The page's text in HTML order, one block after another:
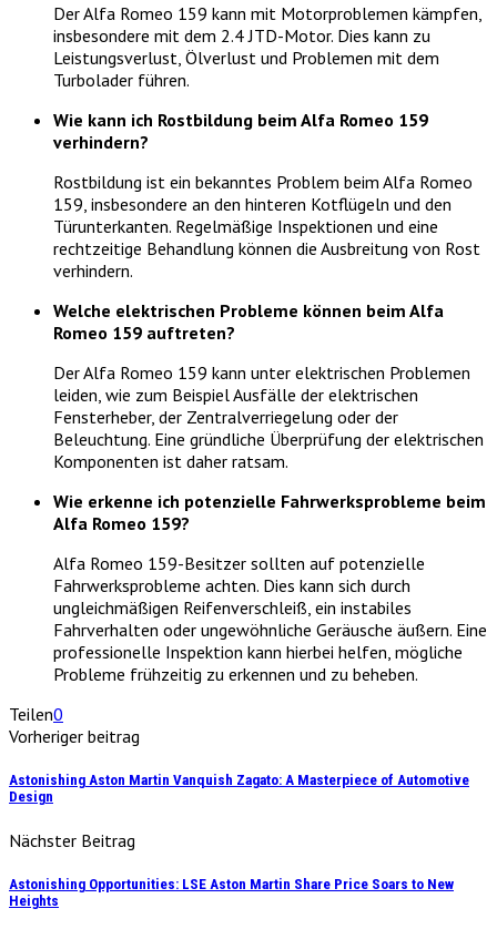
Der Alfa Romeo 159 kann mit Motorproblemen kämpfen,
insbesondere mit dem 2.4 JTD-Motor. Dies kann zu
Leistungsverlust, Ölverlust und Problemen mit dem
Turbolader führen.
Wie kann ich Rostbildung beim Alfa Romeo 159
verhindern?
Rostbildung ist ein bekanntes Problem beim Alfa Romeo
159, insbesondere an den hinteren Kotflügeln und den
Türunterkanten. Regelmäßige Inspektionen und eine
rechtzeitige Behandlung können die Ausbreitung von Rost
verhindern.
Welche elektrischen Probleme können beim Alfa
Romeo 159 auftreten?
Der Alfa Romeo 159 kann unter elektrischen Problemen
leiden, wie zum Beispiel Ausfälle der elektrischen
Fensterheber, der Zentralverriegelung oder der
Beleuchtung. Eine gründliche Überprüfung der elektrischen
Komponenten ist daher ratsam.
Wie erkenne ich potenzielle Fahrwerksprobleme beim
Alfa Romeo 159?
Alfa Romeo 159-Besitzer sollten auf potenzielle
Fahrwerksprobleme achten. Dies kann sich durch
ungleichmäßigen Reifenverschleiß, ein instabiles
Fahrverhalten oder ungewöhnliche Geräusche äußern. Eine
professionelle Inspektion kann hierbei helfen, mögliche
Probleme frühzeitig zu erkennen und zu beheben.
Teilen0
Vorheriger beitrag
Astonishing Aston Martin Vanquish Zagato: A Masterpiece of Automotive
Design
Nächster Beitrag
Astonishing Opportunities: LSE Aston Martin Share Price Soars to New
Heights